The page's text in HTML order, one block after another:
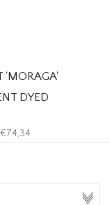
'MORAGA'
DYED